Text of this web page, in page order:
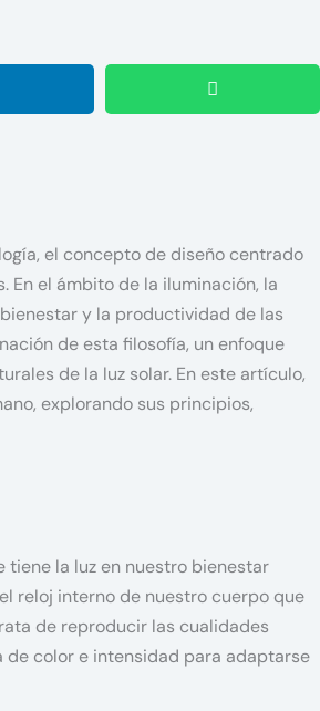
el concepto de diseño centrado
En el ámbito de la iluminación, la
y la productividad de las
de esta filosofía, un enfoque
de la luz solar. En este artículo,
explorando sus principios,
la luz en nuestro bienestar
reloj interno de nuestro cuerpo que
de reproducir las cualidades
de color e intensidad para adaptarse